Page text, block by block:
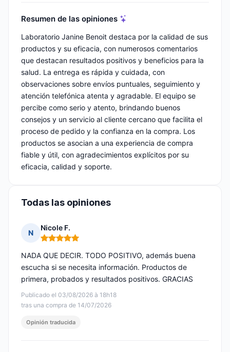
Resumen de las opiniones
Laboratorio Janine Benoit destaca por la calidad de sus
productos y su eficacia, con numerosos comentarios
que destacan resultados positivos y beneficios para la
salud. La entrega es rápida y cuidada, con
observaciones sobre envíos puntuales, seguimiento y
atención telefónica atenta y agradable. El equipo se
percibe como serio y atento, brindando buenos
consejos y un servicio al cliente cercano que facilita el
proceso de pedido y la confianza en la compra. Los
productos se asocian a una experiencia de compra
fiable y útil, con agradecimientos explícitos por su
eficacia, calidad y soporte.
Todas las opiniones
N
Nicole F.
Nota: 5 de 5
Publicado el 03/08/2026 à 18h18
tras una compra de 14/07/2026
NADA QUE DECIR. TODO POSITIVO, además buena
escucha si se necesita información. Productos de
primera, probados y resultados positivos. GRACIAS
Opinión traducida